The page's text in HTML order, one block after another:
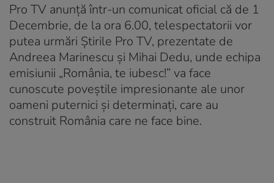
Pro TV anunță într-un comunicat oficial că de 1
Decembrie, de la ora 6.00, telespectatorii vor
putea urmări Știrile Pro TV, prezentate de
Andreea Marinescu și Mihai Dedu, unde echipa
emisiunii „România, te iubesc!” va face
cunoscute poveștile impresionante ale unor
oameni puternici și determinați, care au
construit România care ne face bine.